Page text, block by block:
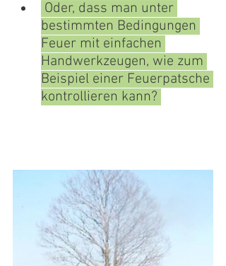
bestimmten Bedingungen
Feuer mit einfachen
Handwerkzeugen, wie zum
Beispiel einer Feuerpatsche
kontrollieren kann?